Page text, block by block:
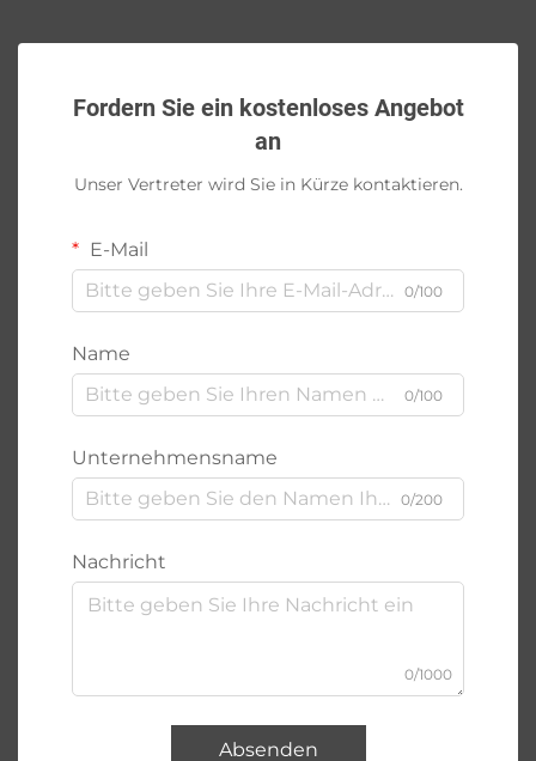
Fordern Sie ein kostenloses Angebot
an
Unser Vertreter wird Sie in Kürze kontaktieren.
E-Mail
0/100
Name
0/100
Unternehmensname
0/200
Nachricht
0/1000
Absenden